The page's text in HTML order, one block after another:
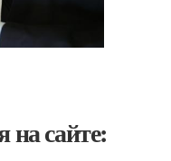
на сайте: